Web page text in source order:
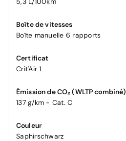
Boîte de vitesses
Boîte manuelle 6 rapports
Certificat
Crit'Air 1
Émission de CO₂ (WLTP combiné)
137 g/km - Cat. C
Couleur
Saphirschwarz